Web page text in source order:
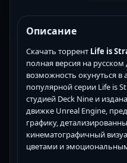
Описание
Скачать торрент Life is
полная версия на
возможность окунуться
популярной серии Life is
студией Deck Nine и
движке Unreal Engine,
графику,
кинематографичный
цветами и